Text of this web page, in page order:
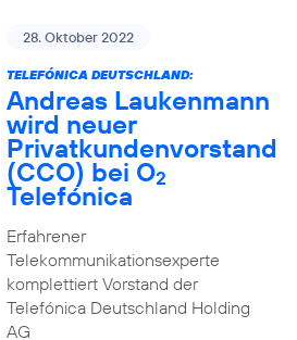
28. Oktober 2022
TELEFÓNICA DEUTSCHLAND:
Andreas Laukenmann
wird neuer
Privatkundenvorstand
(CCO) bei O2
Telefónica
Erfahrener
Telekommunikationsexperte
komplettiert Vorstand der
Telefónica Deutschland Holding
AG